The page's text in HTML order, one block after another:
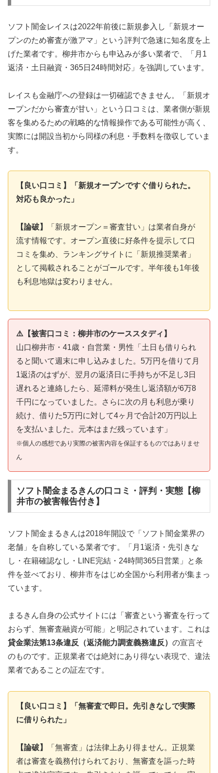
ソフト闇金レイスは2022年前後に新規参入し「新規オー
プンのため審査が激アマ」という評判で急速に知名度を上
げた業者です。柳井市からも申込みが多い業者で、「月1
返済・土日融資・365日24時間対応」を強調しています。
レイスも金融庁への登録は一切確認できません。「新規オ
ープンだから審査が甘い」という口コミは、業者側が新規
客を集めるための戦略的な情報操作である可能性が高く、
実際には開設当初から同様の利息・手数料を徴収していま
す。
【良い口コミ】「新規オープンですぐ借りられた。
対応も良かった」
【論破】
「新規オープン＝審査甘い」は業者自身が
流す情報です。オープン直後に好条件を提示して口
コミを集め、ランキングサイトに「新規推奨業者」
として掲載されることがゴールです。半年後も1年後
も利息地獄は変わりません。
⚠️【被害口コミ：柳井市のケーススタディ】
山口柳井市・41歳・自営業・男性「土日も借りられ
ると聞いて週末に申し込みました。5万円を借りて月
1返済のはずが、翌月の返済日に手持ちが不足し3日
遅れると連絡したら、延滞料が発生し返済額が6万8
千円になっていました。さらに次の月も利息が乗り
続け、借りた5万円に対して4ヶ月で合計20万円以上
を支払いました。元本はまだ残っています」
※個人の感想であり実際の被害内容を保証するものではありませ
ん
ソフト闇金まるきんの口コミ・評判・実態【柳
井市の被害報告付き】
ソフト闇金まるきんは2018年開設で「ソフト闇金業界の
老舗」を自称している業者です。「月1返済・先引きな
し・在籍確認なし・LINE完結・24時間365日営業」と条
件を並べており、柳井市をはじめ全国から利用者が集まっ
ています。
まるきん自身の公式サイトには「審査という審査を行って
おらず、無審査融資が可能」と明記されています。これは
貸金業法第13条違反（返済能力調査義務違反） の宣言そ
のものです。正規業者では絶対にあり得ない表現で、違法
業者であることの証左です。
【良い口コミ】「無審査で即日。先引きなしで実際
に借りられた」
【論破】
「無審査」は法律上あり得ません。正規業
者は審査を義務付けられており、無審査を謳った時